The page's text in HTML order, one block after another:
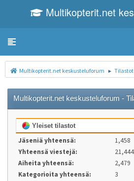
Multikopterit.net
Toggle navigation
Multikopterit.net keskusteluforum ► Tilastot
Multikopterit.net keskusteluforum -
Yleiset tilastot
Jäseniä yhteensä:
1,458
Yhteensä viestejä:
21,444
Aiheita yhteensä:
2,479
Kategorioita yhteensä:
3